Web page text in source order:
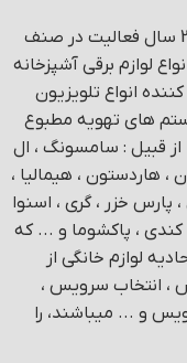
فروشگاه امین حضور با سابقه بیش از 30 سال فعالیت در صنف
لوازم برقی آشپزخانه
انواع تلویزیون
های تهویه مطبوع
قبیل : سامسونگ ، ال
هاردستون ، هیمالیا ،
پارس خزر ، گری ، اسنوا
، پاکشوما و ... که
لوازم خانگی از
، انتخاب سرویس ،
و ... میباشند، را